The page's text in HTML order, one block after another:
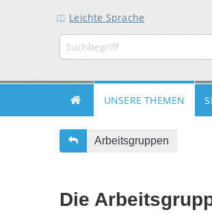
Leichte Sprache
HAUPTNAVIGATION
INHALT
FUSSBEREICH
UNSERE THEMEN
Arbeitsgruppen
Die